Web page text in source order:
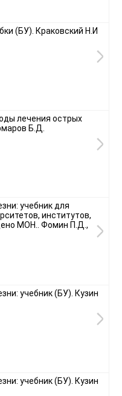
(БУ). Краковский Н.И
лечения острых
Б.Д.
учебник для
институтов,
МОН.. Фомин П.Д.,
учебник (БУ). Кузин
учебник (БУ). Кузин